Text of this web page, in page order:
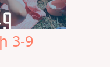
3-9